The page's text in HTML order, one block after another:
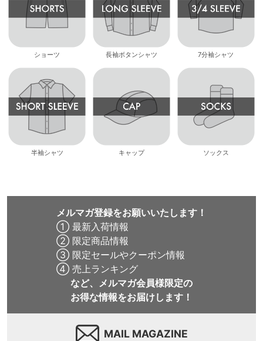
ショーツ 長袖ボタンシャツ 7分袖シャツ
半袖シャツ キャップ ソックス
メルマガ登録をお願いいたします！
① 最新入荷情報
② 限定商品情報
③ 限定セールやクーポン情報
④ 売上ランキング
など、メルマガ会員様限定の
お得な情報をお届けします！
MAIL MAGAZINE